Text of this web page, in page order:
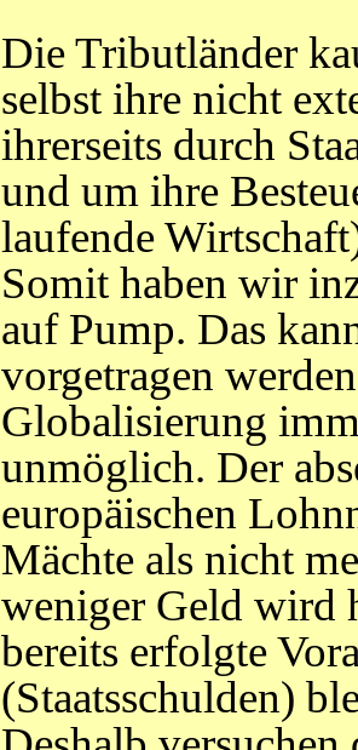
Die Tributländer
selbst ihre nicht
ihrerseits durch
und um ihre
laufende
Somit haben wir
auf Pump. Das
vorgetragen
Globalisierung
unmöglich. Der
europäischen
Mächte als nicht
weniger Geld wird
bereits erfolgte
(Staatsschulden)